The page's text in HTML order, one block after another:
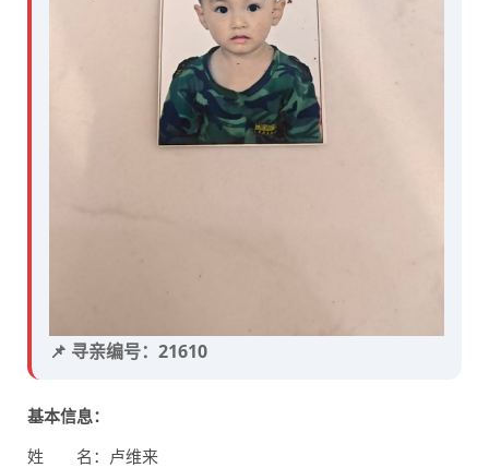
📌 寻亲编号：21610
基本信息：
姓 名：卢维来